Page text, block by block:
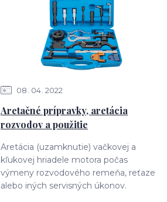
08 04 2022
Aretačné prípravky, aretácia
rozvodov a použitie
Aretácia (uzamknutie) vačkovej a
kľukovej hriadele motora počas
výmeny rozvodového remeňa, reťaze
alebo iných servisných úkonov.